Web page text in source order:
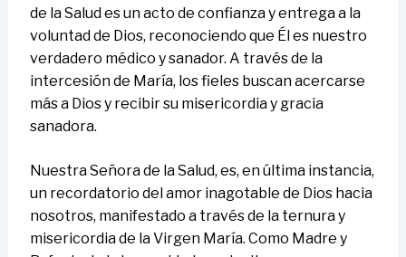
de la Salud es un acto de confianza y entrega a la
voluntad de Dios, reconociendo que Él es nuestro
verdadero médico y sanador. A través de la
intercesión de María, los fieles buscan acercarse
más a Dios y recibir su misericordia y gracia
sanadora.
Nuestra Señora de la Salud, es, en última instancia,
un recordatorio del amor inagotable de Dios hacia
nosotros, manifestado a través de la ternura y
misericordia de la Virgen María. Como Madre y